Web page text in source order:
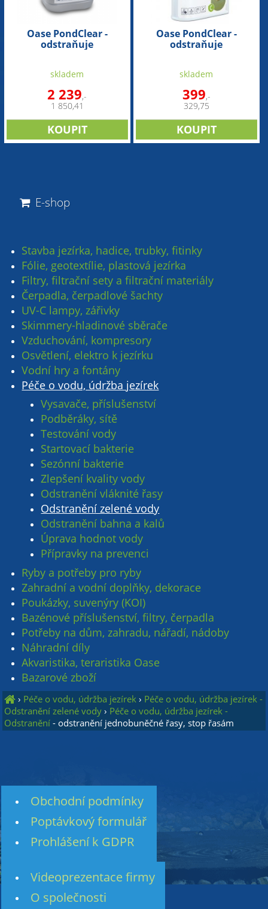
Oase PondClear -
odstraňuje
skladem
2 239,-
1 850,41
Oase PondClear -
odstraňuje
skladem
399,-
329,75
E-shop
Stavba jezírka, hadice, trubky, fitinky
Fólie, geotextílie, plastová jezírka
Filtry, filtrační sety a filtrační materiály
Čerpadla, čerpadlové šachty
UV-C lampy, zářivky
Skimmery-hladinové sběrače
Vzduchování, kompresory
Osvětlení, elektro k jezírku
Vodní hry a fontány
Péče o vodu, údržba jezírek
Vysavače, příslušenství
Podběráky, sítě
Testování vody
Startovací bakterie
Sezónní bakterie
Zlepšení kvality vody
Odstranění vláknité řasy
Odstranění zelené vody
Odstranění bahna a kalů
Úprava hodnot vody
Přípravky na prevenci
Ryby a potřeby pro ryby
Zahradní a vodní doplňky, dekorace
Poukázky, suvenýry (KOI)
Bazénové příslušenství, filtry, čerpadla
Potřeby na dům, zahradu, nářadí, nádoby
Náhradní díly
Akvaristika, teraristika Oase
Bazarové zboží
› Péče o vodu, údržba jezírek › Péče o vodu, údržba jezírek -
Odstranění zelené vody › Péče o vodu, údržba jezírek -
Odstranění - odstranění jednobuněčné řasy, stop řasám
Obchodní podmínky
Poptávkový formulář
Prohlášení k GDPR
Videoprezentace firmy
O společnosti